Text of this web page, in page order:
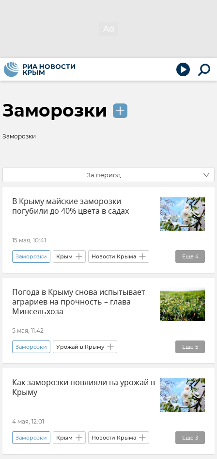
Заморозки
Заморозки
За период
В Крыму майские заморозки
погубили до 40% цвета в садах
15 мая, 10:41
Еще 4
Заморозки Крым Новости Крыма
Денис Кратюк Минсельхоз Крыма
Сады Крыма Урожай в Крыму
Погода в Крыму снова испытывает
аграриев на прочность – глава
Минсельхоза
5 мая, 11:42
Еще 5
Заморозки Урожай в Крыму
Урожай зерновых культур Денис Кратюк
Минсельхоз Крыма Новости
Как заморозки повлияли на урожай в
Крыму
4 мая, 12:01
Еще 3
Заморозки Крым Новости Крыма
Урожай в Крыму Минсельхоз Крыма